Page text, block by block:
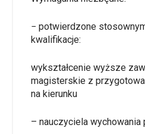
− potwierdzone
kwalifikacje:
wykształcenie wyższe
magisterskie z
na kierunku
– nauczyciela